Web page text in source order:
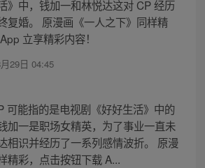
》中，钱加一和林悦达这对 CP 经历
复婚。 原漫画《一人之下》同样精
立享精彩内容！
29日 04:45
可能指的是电视剧《好好生活》中的
加一是职场女精英，为了事业一直未
相识并经历了一系列感情波折。 原漫
精彩，点击按钮下载 A...